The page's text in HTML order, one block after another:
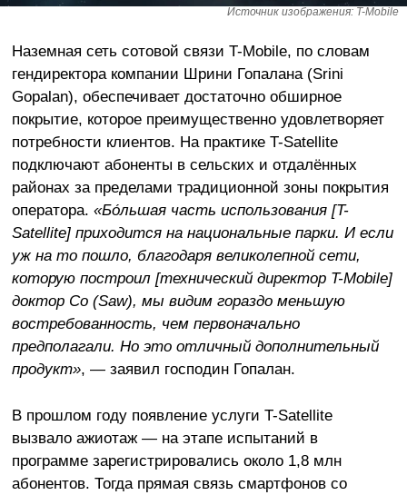
Источник изображения: T-Mobile
Наземная сеть сотовой связи T-Mobile, по словам
гендиректора компании Шрини Гопалана (Srini
Gopalan), обеспечивает достаточно обширное
покрытие, которое преимущественно удовлетворяет
потребности клиентов. На практике T-Satellite
подключают абоненты в сельских и отдалённых
районах за пределами традиционной зоны покрытия
оператора. «Бо́льшая часть использования [T-
Satellite] приходится на национальные парки. И если
уж на то пошло, благодаря великолепной сети,
которую построил [технический директор T-Mobile]
доктор Со (Saw), мы видим гораздо меньшую
востребованность, чем первоначально
предполагали. Но это отличный дополнительный
продукт», — заявил господин Гопалан.
В прошлом году появление услуги T-Satellite
вызвало ажиотаж — на этапе испытаний в
программе зарегистрировались около 1,8 млн
абонентов. Тогда прямая связь смартфонов со